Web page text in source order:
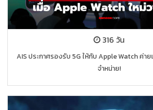
316 วัน
AIS ประกาศรองรับ 5G ให้กับ Apple Watch ค่าย
จำหน่าย!